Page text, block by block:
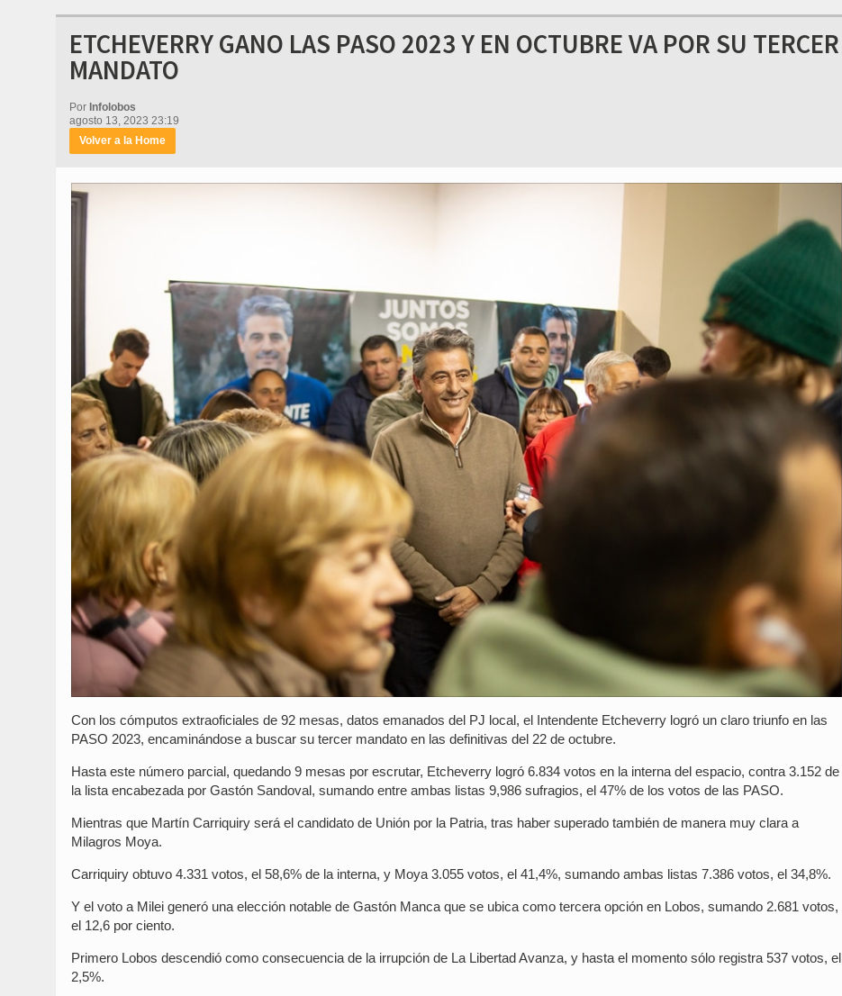
ETCHEVERRY GANO LAS PASO 2023 Y EN OCTUBRE VA POR SU TERCER
MANDATO
Por Infolobos
agosto 13, 2023 23:19
Volver a la Home
Con los cómputos extraoficiales de 92 mesas, datos emanados del PJ local, el Intendente Etcheverry logró un claro triunfo en las
PASO 2023, encaminándose a buscar su tercer mandato en las definitivas del 22 de octubre.
Hasta este número parcial, quedando 9 mesas por escrutar, Etcheverry logró 6.834 votos en la interna del espacio, contra 3.152 de
la lista encabezada por Gastón Sandoval, sumando entre ambas listas 9,986 sufragios, el 47% de los votos de las PASO.
Mientras que Martín Carriquiry será el candidato de Unión por la Patria, tras haber superado también de manera muy clara a
Milagros Moya.
Carriquiry obtuvo 4.331 votos, el 58,6% de la interna, y Moya 3.055 votos, el 41,4%, sumando ambas listas 7.386 votos, el 34,8%.
Y el voto a Milei generó una elección notable de Gastón Manca que se ubica como tercera opción en Lobos, sumando 2.681 votos,
el 12,6 por ciento.
Primero Lobos descendió como consecuencia de la irrupción de La Libertad Avanza, y hasta el momento sólo registra 537 votos, el
2,5%.